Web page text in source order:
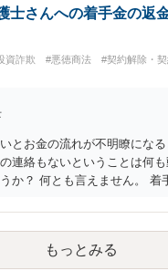
民事的にも責任追及がしにく
るに、民事上の責任も刑事上
先の「投資案件保有者」さら
重奏的になっているので、責
ているなというのが感触で
人物についてはそもそも特定
私は、この手の事件の弁護団
を明言した上で、それでも依
に着手して進めています。
士さんへの着手金の返
資詐欺 #悪徳商法 #契約解除・
とお金の流れが不明瞭にな
連絡もないということは何
か？ 何とも言えません。 着
。 着手金の返金は請求でき
護士会に相談しましょう。
もっとみる